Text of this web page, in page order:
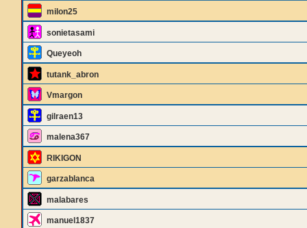
milon25
sonietasami
Queyeoh
tutank_abron
Vmargon
gilraen13
malena367
RIKIGON
garzablanca
malabares
manuel1837